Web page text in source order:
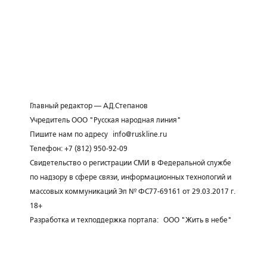
Главный редактор — А.Д.Степанов
Учредитель ООО "Русская народная линия"
Пишите нам по адресу
info@ruskline.ru
Телефон: +7 (812) 950-92-09
Свидетельство о регистрации СМИ в Федеральной службе
по надзору в сфере связи, информационных технологий и
массовых коммуникаций Эл № ФС77-69161 от 29.03.2017 г.
18+
Разработка и техподдержка портала: ООО "Жить в небе"